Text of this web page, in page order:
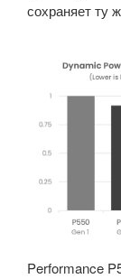
сохраняет ту
Performance